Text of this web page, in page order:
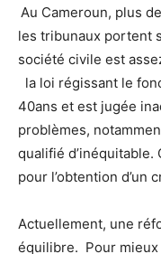
Au Cameroun, plus
les tribunaux portent
société civile est
la loi régissant le
40ans et est jugée
problèmes,
qualifié d’inéquitable.
pour l’obtention d’un
Actuellement, une
équilibre. Pour